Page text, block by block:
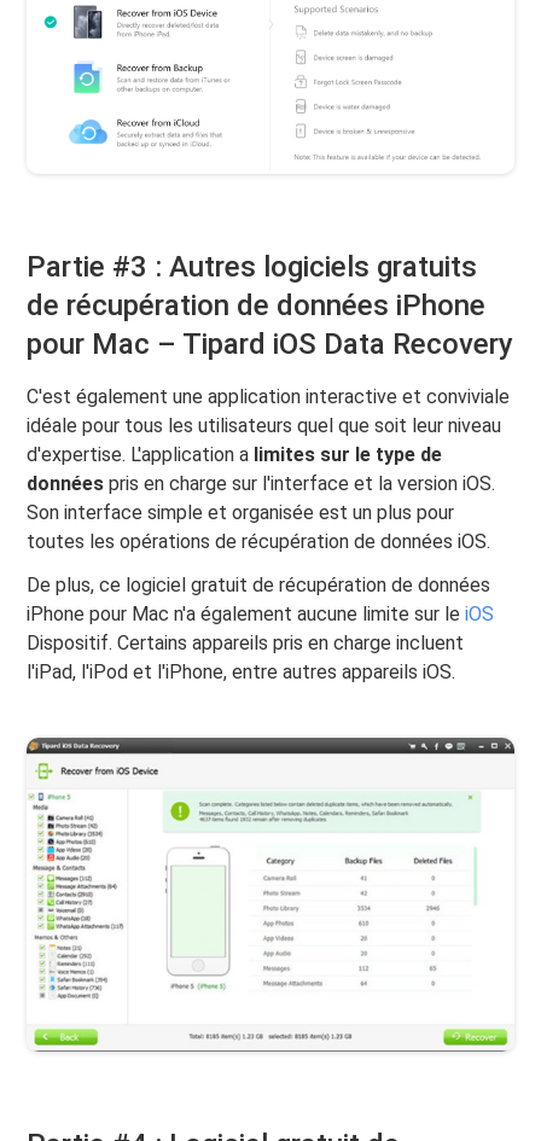
Partie #3 : Autres logiciels gratuits
de récupération de données iPhone
pour Mac – Tipard iOS Data Recovery
C'est également une application interactive et conviviale
idéale pour tous les utilisateurs quel que soit leur niveau
d'expertise. L'application a limites sur le type de
données pris en charge sur l'interface et la version iOS.
Son interface simple et organisée est un plus pour
toutes les opérations de récupération de données iOS.
De plus, ce logiciel gratuit de récupération de données
iPhone pour Mac n'a également aucune limite sur leiOS
Dispositif. Certains appareils pris en charge incluent
l'iPad, l'iPod et l'iPhone, entre autres appareils iOS.